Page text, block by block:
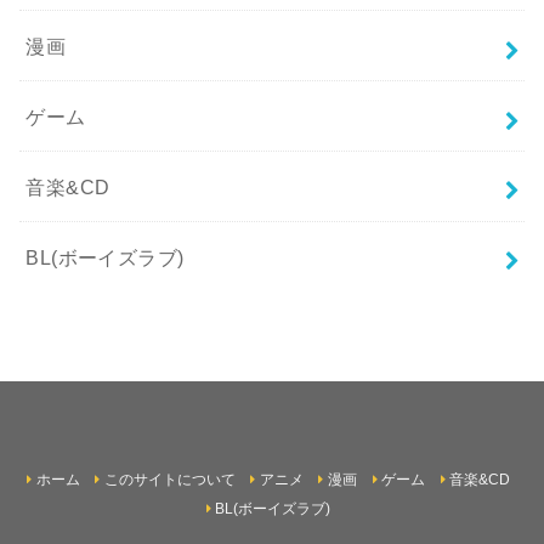
漫画
ゲーム
音楽&CD
BL(ボーイズラブ)
ホーム このサイトについて アニメ 漫画 ゲーム
音楽&CD
BL(ボーイズラブ)